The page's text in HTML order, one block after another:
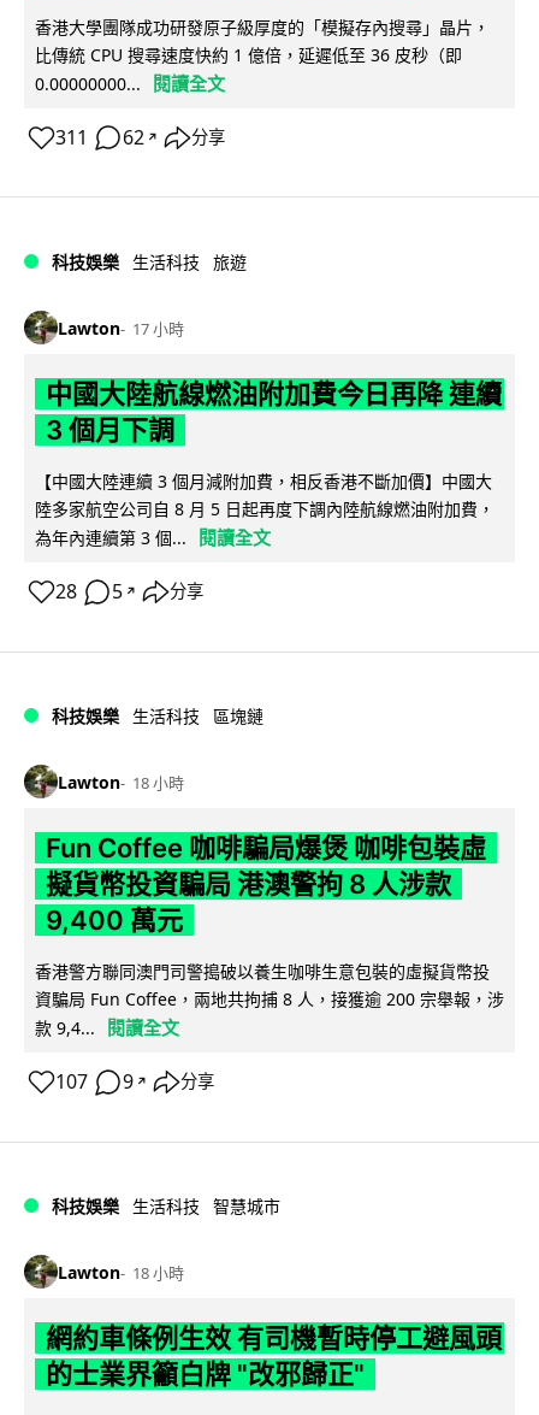
香港大學團隊成功研發原子級厚度的「模擬存內搜尋」晶片，
比傳統 CPU 搜尋速度快約 1 億倍，延遲低至 36 皮秒（即
0.00000000...
閱讀全文
311 62 ↗ 分享
科技娛樂 生活科技 旅遊
Lawton 17 小時
中國大陸航線燃油附加費今日再降 連續
3 個月下調
【中國大陸連續 3 個月減附加費，相反香港不斷加價】中國大
陸多家航空公司自 8 月 5 日起再度下調內陸航線燃油附加費，
為年內連續第 3 個...
閱讀全文
28 5 ↗ 分享
科技娛樂 生活科技 區塊鏈
Lawton 18 小時
Fun Coffee 咖啡騙局爆煲 咖啡包裝虛
擬貨幣投資騙局 港澳警拘 8 人涉款
9,400 萬元
香港警方聯同澳門司警搗破以養生咖啡生意包裝的虛擬貨幣投
資騙局 Fun Coffee，兩地共拘捕 8 人，接獲逾 200 宗舉報，涉
款 9,4...
閱讀全文
107 9 ↗ 分享
科技娛樂 生活科技 智慧城市
Lawton 18 小時
網約車條例生效 有司機暫時停工避風頭
的士業界籲白牌 "改邪歸正"